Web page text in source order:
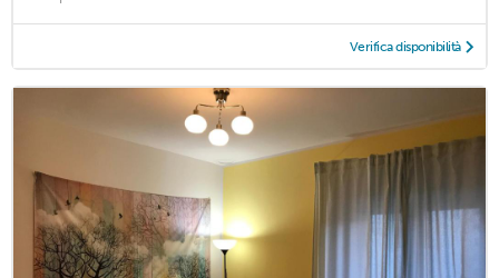
Verifica disponibilità